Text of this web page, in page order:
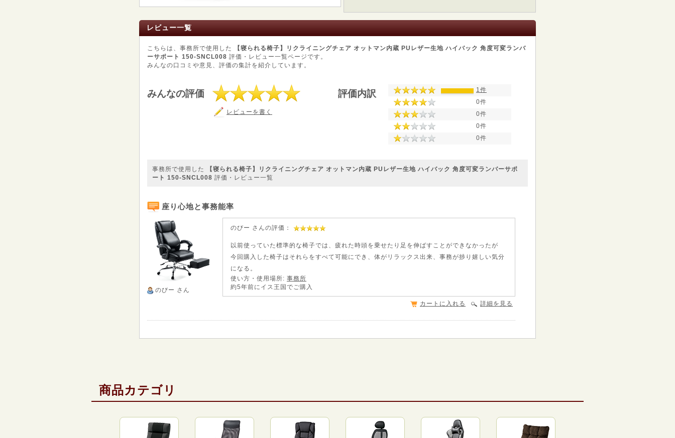
レビュー一覧
こちらは、事務所で使用した
【寝られる椅子】リクライニングチェア オットマン内蔵 PUレザー生地 ハイバック 角度可変ランバ
ーサポート 150-SNCL008 評価・レビュー一覧ページです。
みんなの口コミや意見、評価の集計を紹介しています。
みんなの評価
レビューを書く
評価内訳
1件
0件
0件
0件
0件
事務所で使用した
【寝られる椅子】リクライニングチェア オットマン内蔵 PUレザー生地 ハイバック 角度可変ランバーサポ
ート 150-SNCL008 評価・レビュー一覧
座り心地と事務能率
のびー さん
のびー さんの評価：
以前使っていた標準的な椅子では、疲れた時頭を乗せたり足を伸ばすことができなかったが
今回購入した椅子はそれらをすべて可能にでき、体がリラックス出来、事務が捗り嬉しい気分
になる。
使い方・使用場所: 事務所
約5年前にイス王国でご購入
詳細を見る
カートに入れる
商品カテゴリ